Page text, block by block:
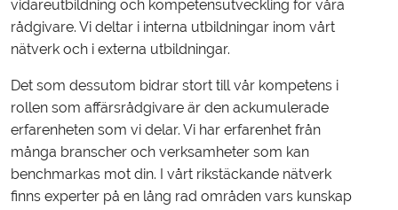
vidareutbildning och kompetensutveckling för våra
rådgivare. Vi deltar i interna utbildningar inom vårt
nätverk och i externa utbildningar.
Det som dessutom bidrar stort till vår kompetens i
rollen som affärsrådgivare är den ackumulerade
erfarenheten som vi delar. Vi har erfarenhet från
många branscher och verksamheter som kan
benchmarkas mot din. I vårt rikstäckande nätverk
finns experter på en lång rad områden vars kunskap